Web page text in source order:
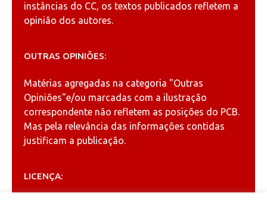
instâncias do CC, os textos publicados refletem a
opinião dos autores.
OUTRAS OPINIÕES:
Matérias agregadas na categoria "Outras
Opiniões"e/ou marcadas com a ilustração
correspondente não refletem as posições do PCB.
Mas pela relevância das informações contidas
justificam a publicação.
LICENÇA: